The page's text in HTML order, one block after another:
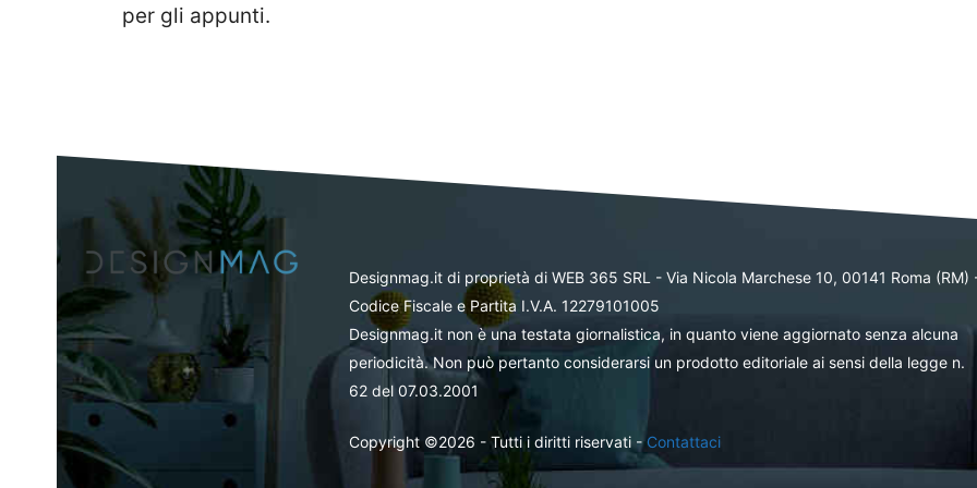
per gli appunti.
Designmag.it di proprietà di WEB 365 SRL - Via Nicola Marchese 10, 00141 Roma (RM)
Codice Fiscale e Partita I.V.A. 12279101005
Designmag.it non è una testata giornalistica, in quanto viene aggiornato senza alcuna
periodicità. Non può pertanto considerarsi un prodotto editoriale ai sensi della legge n.
62 del 07.03.2001
Copyright ©2026 - Tutti i diritti riservati -Contattaci